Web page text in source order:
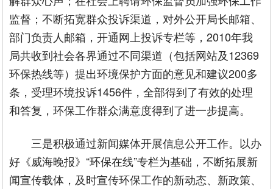
监督；不断拓宽群众投诉渠道，对外公开局长邮箱、
部门负责人邮箱，开通网上投诉专栏等，2010年我
局共收到社会各界通过不同渠道（包括网站及12369
环保热线等）提出环境保护方面的意见和建议200多
条，受理环境投诉1456件，全部得到了有效的处理
和答复，环保工作群众满意度得到了进一步提高。
三是积极通过新闻媒体开展信息公开工作。以办
好《威海晚报》“环保在线”专栏为基础，不断拓展新
闻宣传载体，及时宣传环保工作的新动态、新政策、